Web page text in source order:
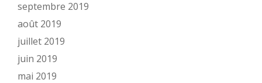
septembre 2019
août 2019
juillet 2019
juin 2019
mai 2019